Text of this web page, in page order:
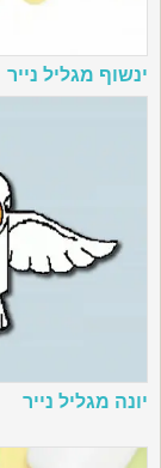
ינשוף מגליל נייר
יונה מגליל נייר